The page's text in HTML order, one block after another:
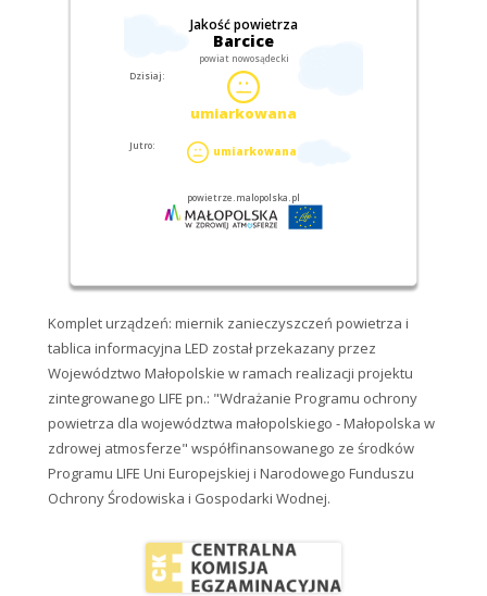
Komplet urządzeń: miernik zanieczyszczeń powietrza i
tablica informacyjna LED został przekazany przez
Województwo Małopolskie w ramach realizacji projektu
zintegrowanego LIFE pn.: "Wdrażanie Programu ochrony
powietrza dla województwa małopolskiego - Małopolska w
zdrowej atmosferze" współfinansowanego ze środków
Programu LIFE Uni Europejskiej i Narodowego Funduszu
Ochrony Środowiska i Gospodarki Wodnej.